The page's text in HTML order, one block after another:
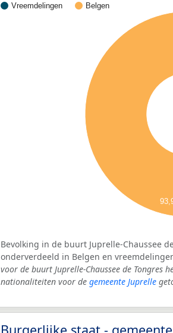
Vreemdelingen Belgen
Bevolking in de buurt Juprelle-Chaussee
onderverdeeld in Belgen en
voor de buurt Juprelle-Chaussee de Tongres
nationaliteiten voor de gemeente Juprelle
Burgerlijke staat -